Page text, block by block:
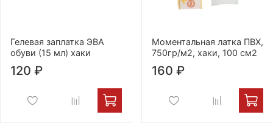
Гелевая заплатка ЭВА
обуви (15 мл) хаки
120 ₽
Моментальная латка ПВХ,
750гр/м2, хаки, 100 см2
160 ₽